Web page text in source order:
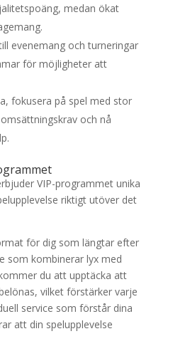
medan ökat
evenemang och turneringar
för möjligheter att
fokusera på spel med stor
och nå
VIP-programmet unika
riktigt utöver det
för dig som längtar efter
som kombinerar lyx med
du att upptäcka att
vilket förstärker varje
service som förstår dina
att din spelupplevelse